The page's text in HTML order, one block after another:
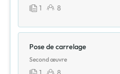
1 8
Pose de carrelage
Second œuvre